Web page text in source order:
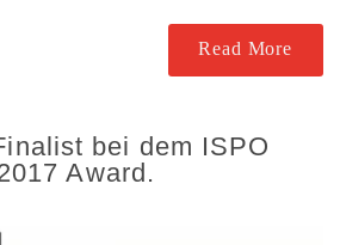
Read More
bei dem ISPO
Award.